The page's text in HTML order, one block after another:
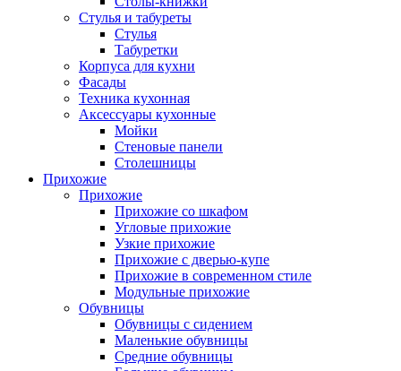
Стулья и табуреты
Стулья
Табуретки
Корпуса для кухни
Фасады
Техника кухонная
Аксессуары кухонные
Мойки
Стеновые панели
Столешницы
Прихожие
Прихожие
Прихожие со шкафом
Угловые прихожие
Узкие прихожие
Прихожие с дверью-купе
Прихожие в современном стиле
Модульные прихожие
Обувницы
Обувницы с сидением
Маленькие обувницы
Средние обувницы